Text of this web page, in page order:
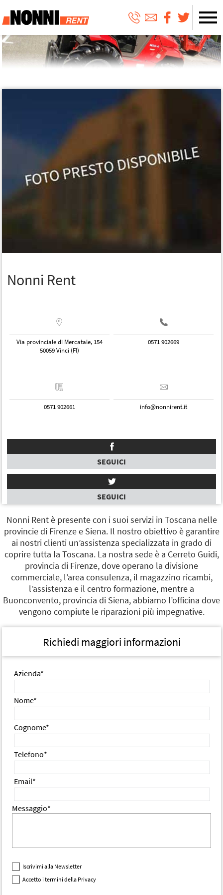
Nonni Rent
Via provinciale di Mercatale, 154
50059 Vinci (FI)
0571 902669
0571 902661 info@nonnirent.it
SEGUICI
SEGUICI
Nonni Rent è presente con i suoi servizi in Toscana nelle
provincie di Firenze e Siena. Il nostro obiettivo è garantire
ai nostri clienti un’assistenza specializzata in grado di
coprire tutta la Toscana. La nostra sede è a Cerreto Guidi,
provincia di Firenze, dove operano la divisione
commerciale, l’area consulenza, il magazzino ricambi,
l’assistenza e il centro formazione, mentre a
Buonconvento, provincia di Siena, abbiamo l’officina dove
vengono compiute le riparazioni più impegnative.
Richiedi maggiori informazioni
Azienda*
Nome*
Cognome*
Telefono*
Email*
Messaggio*
Iscrivimi alla Newsletter
Accetto i termini della Privacy